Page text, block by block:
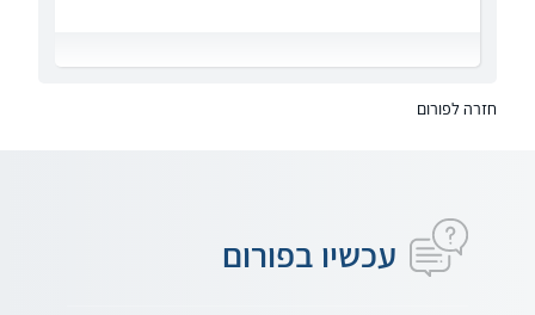
חזרה לפורום
עכשיו בפורום